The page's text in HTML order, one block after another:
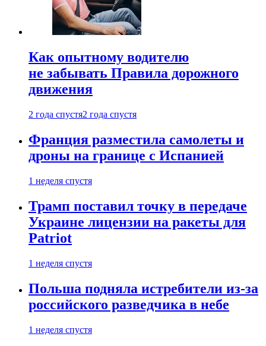
Как опытному водителю
не забывать Правила дорожного
движения
2 года спустя2 года спустя
Франция разместила самолеты и
дроны на границе с Испанией
1 неделя спустя
Трамп поставил точку в передаче
Украине лицензии на ракеты для
Patriot
1 неделя спустя
Польша подняла истребители из-за
российского разведчика в небе
1 неделя спустя